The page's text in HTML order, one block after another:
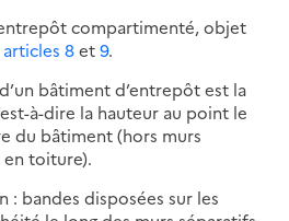
compartimenté, objet
8et9.
bâtiment d’entrepôt est la
à-dire la hauteur au point le
du bâtiment (hors murs
en toiture).
: bandes disposées sur les